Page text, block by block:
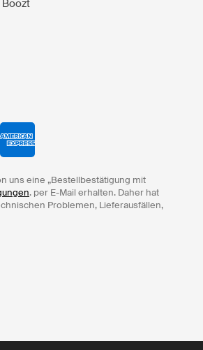
uns eine „Bestellbestätigung mit
. per E-Mail erhalten. Daher hat
Problemen, Lieferausfällen,